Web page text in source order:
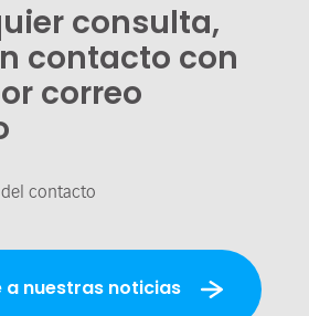
consulta,
contacto con
correo
contacto
a nuestras noticias